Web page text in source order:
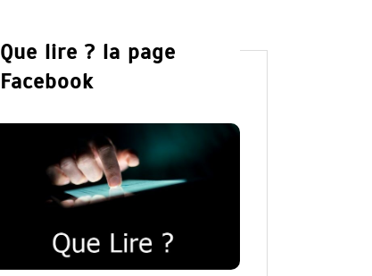
Que lire ? la page
Facebook